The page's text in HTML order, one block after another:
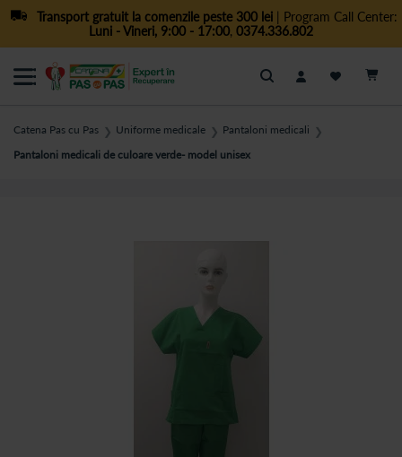
Transport gratuit la comenzile peste 300 lei| Program Call Center:
Luni - Vineri, 9:00 - 17:00, 0374.336.802
Cautare
Catena Pas cu Pas ❯ Uniforme medicale ❯ Pantaloni medicali ❯
Pantaloni medicali de culoare verde- model unisex